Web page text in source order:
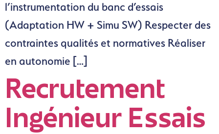
l’instrumentation du banc d’essais
(Adaptation HW + Simu SW) Respecter des
contraintes qualités et normatives Réaliser
en autonomie […]
Recrutement
Ingénieur Essais